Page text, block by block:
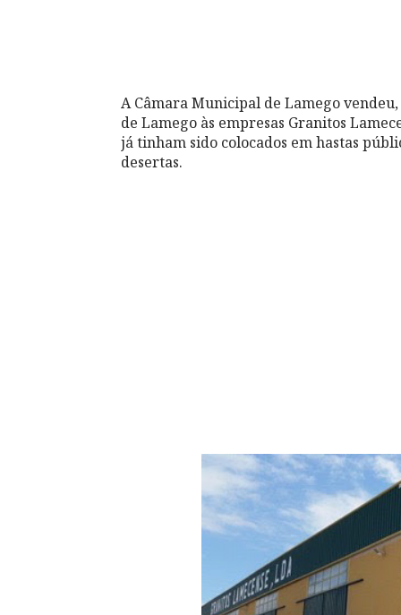
A Câmara Municipal de Lamego
de Lamego às empresas Granitos
já tinham sido colocados em hastas
desertas.